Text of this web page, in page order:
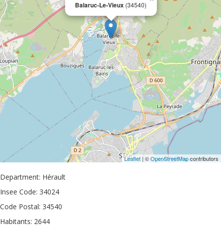
Balaruc-Le-Vieux (34540)
Leaflet | ©OpenStreetMapcontributors
Department: Hérault
Insee Code: 34024
Code Postal: 34540
Habitants: 2644